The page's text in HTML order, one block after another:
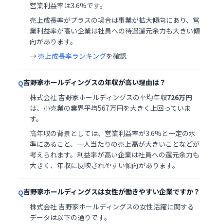
営業利益率は3.6%です。
売上成長率がプラスの場合は事業が拡大傾向にあり、営
業利益率が高い企業は社員への待遇還元余力も大きい傾
向があります。
→売上成長率ランキングを確認
Q吉野家ホールディングスの年収が高い理由は？
株式会社 吉野家ホールディングスの平均年収726万円
は、小売業の業界平均567万円を大きく上回っていま
す。
高年収の背景としては、営業利益率が3.6%と一定の水
準にあること、一人当たりの売上高が大きいことなどが
考えられます。利益率が高い企業は社員への還元余力も
大きく、年収に反映されやすい傾向があります。
Q吉野家ホールディングスは女性が働きやすい企業ですか？
株式会社 吉野家ホールディングスの女性活躍に関する
データは以下の通りです。